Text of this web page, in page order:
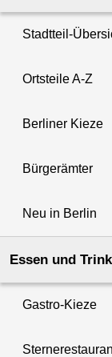
Stadtteil-
Ortsteile A-Z
Berliner Kieze
Bürgerämter
Neu in Berlin
Essen und
Gastro-Kieze